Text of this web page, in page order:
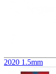
2020 1.5mm